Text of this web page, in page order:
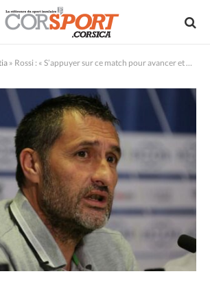
» Rossi : « S’appuyer sur ce match pour avancer et progresser »